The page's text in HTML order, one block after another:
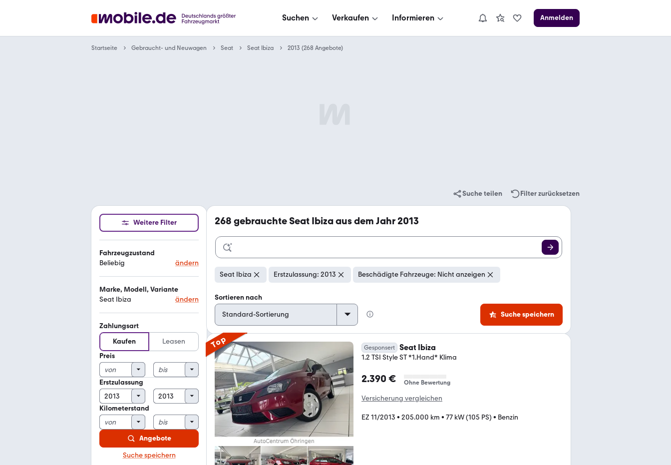
Suchen Verkaufen Informieren Anmelden
Startseite Gebraucht- und Neuwagen Seat Seat Ibiza 2013 (268 Angebote)
Suche teilen Filter zurücksetzen
Weitere Filter
Fahrzeugzustand
Beliebig
ändern
Marke, Modell, Variante
Seat Ibiza
ändern
Zahlungsart
Kaufen
Leasen
Preis
Erstzulassung
Kilometerstand
Angebote
Suche speichern
268 gebrauchte Seat Ibiza aus dem Jahr 2013
Seat Ibiza Erstzulassung: 2013 Beschädigte Fahrzeuge: Nicht anzeigen
Sortieren nach
Suche speichern
Top Gesponsert Seat Ibiza
1.2 TSI Style ST *1.Hand* Klima
2.390 € Ohne Bewertung
Versicherung vergleichen
EZ 11/2013 • 205.000 km • 77 kW (105 PS) • Benzin